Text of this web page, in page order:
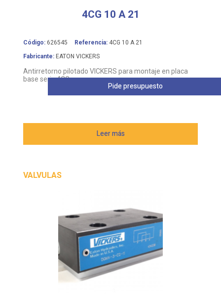
4CG 10 A 21
Código: 626545 Referencia: 4CG 10 A 21
Fabricante: EATON VICKERS
Antirretorno pilotado VICKERS para montaje en placa
base serie 4CG
Leer más
Pide presupuesto
VALVULAS